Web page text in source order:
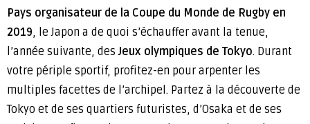
Pays organisateur de la Coupe du Monde de Rugby en
2019, le Japon a de quoi s’échauffer avant la tenue,
l’année suivante, desJeux olympiques de Tokyo. Durant
votre périple sportif, profitez-en pour arpenter les
multiples facettes de l’archipel. Partez à la découverte de
Tokyo et de ses quartiers futuristes, d’Osaka et de ses